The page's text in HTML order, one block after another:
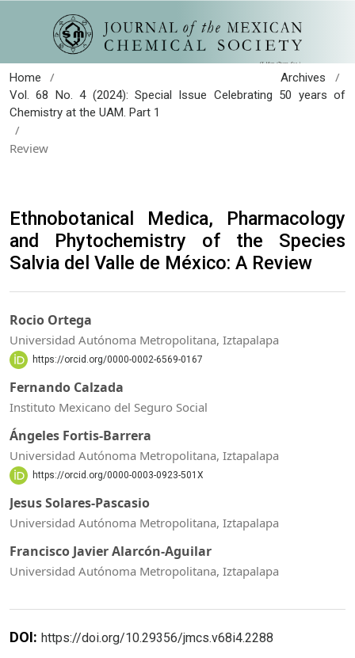
Home / Archives /
Vol. 68 No. 4 (2024): Special Issue Celebrating 50 years of
Chemistry at the UAM. Part 1
/
Review
Ethnobotanical Medica, Pharmacology
and Phytochemistry of the Species
Salvia del Valle de México: A Review
Rocio Ortega
Universidad Autónoma Metropolitana, Iztapalapa
https://orcid.org/0000-0002-6569-0167
Fernando Calzada
Instituto Mexicano del Seguro Social
Ángeles Fortis-Barrera
Universidad Autónoma Metropolitana, Iztapalapa
https://orcid.org/0000-0003-0923-501X
Jesus Solares-Pascasio
Universidad Autónoma Metropolitana, Iztapalapa
Francisco Javier Alarcón-Aguilar
Universidad Autónoma Metropolitana, Iztapalapa
DOI: https://doi.org/10.29356/jmcs.v68i4.2288